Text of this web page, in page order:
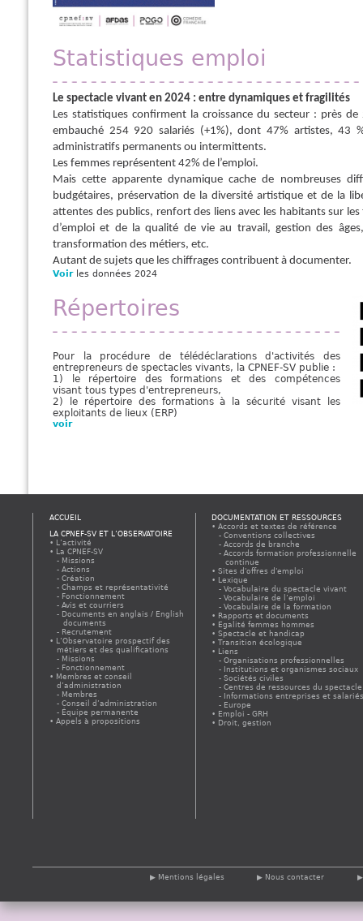
Statistiques emploi
Le spectacle vivant en 2024 : entre dynamiques et fragilités
Les statistiques confirment la croissance du secteur : près
embauché 254 920 salariés (+1%), dont 47% artistes, 43
administratifs permanents ou intermittents.
Les femmes représentent 42% de l’emploi.
Mais cette apparente dynamique cache de nombreuses
budgétaires, préservation de la diversité artistique et de la
attentes des publics, renfort des liens avec les habitants sur
d’emploi et de la qualité de vie au travail, gestion des
transformation des métiers, etc.
Autant de sujets que les chiffrages contribuent à documenter.
Voirles données 2024
Répertoires
Pour la procédure de télédéclarations d'activités des
entrepreneurs de spectacles vivants, la CPNEF-SV publie :
1) le répertoire des formations et des compétences
visant tous types d'entrepreneurs,
2) le répertoire des formations à la sécurité visant les
exploitants de lieux (ERP)
voir
ACCUEIL
LA CPNEF-SV ET L’OBSERVATOIRE
L’activité
La CPNEF-SV
Missions
Actions
Création
Champs et représentativité
Fonctionnement
Avis et courriers
Documents en anglais / English
documents
Recrutement
L’Observatoire prospectif des
métiers et des qualifications
Missions
Fonctionnement
Membres et conseil
d’administration
Membres
Conseil d’administration
Équipe permanente
Appels à propositions
DOCUMENTATION ET RESSOURCES
Accords et textes de référence
Conventions collectives
Accords de branche
Accords formation professionnelle
continue
Sites d'offres d'emploi
Lexique
Vocabulaire du spectacle vivant
Vocabulaire de l’emploi
Vocabulaire de la formation
Rapports et documents
Egalité femmes hommes
Spectacle et handicap
Transition écologique
Liens
Organisations professionnelles
Institutions et organismes sociaux
Sociétés civiles
Centres de ressources du spectacle
Informations entreprises et
Europe
Emploi - GRH
Droit, gestion
Mentions légales Nous contacter